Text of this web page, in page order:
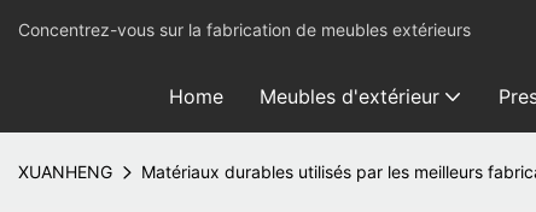
Concentrez-vous sur la fabrication de meubles extérieurs
Home Meubles d'extérieur
XUANHENG Matériaux durables utilisés par les meilleurs